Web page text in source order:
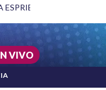
ESTADOS UNIDOS E
VIVO